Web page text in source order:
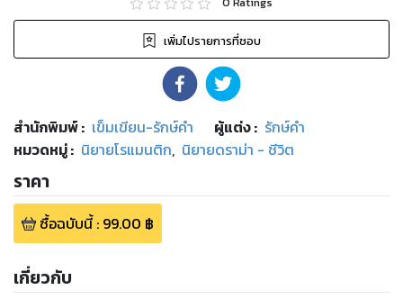
เพิ่มไปรายการที่ชอบ
สำนักพิมพ์: เข็มเขียน-รักษ์คำ ผู้แต่ง : รักษ์คำ
หมวดหมู่: นิยายโรแมนติก, นิยายดราม่า - ชีวิต
ราคา
ซื้อฉบับนี้: 99.00 ฿
เกี่ยวกับ